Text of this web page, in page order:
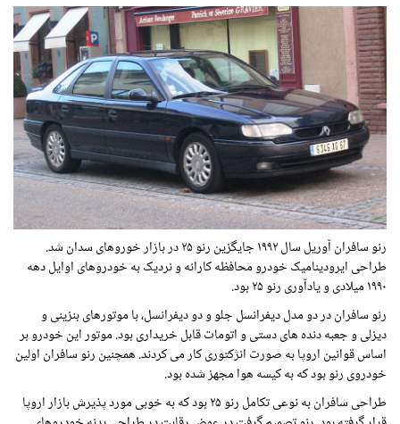
رنو سافران آوریل سال ۱۹۹۲ جایگزین رنو ۲۵ در بازار خوروهای سدان شد.
طراحی ایرودینامیک خودرو محافظه کارانه و نردیک به خودروهای اوایل دهه
۱۹۹۰ میلادی و یادآوری رنو ۲۵ بود.
رنو سافران در دو مدل دیفرانسل جلو و دو دیفرانسل، با موتورهای بنزینی و
دیزلی و جعبه دنده های دستی و اتومات قابل خریداری بود. موتور این خودرو بر
اساس قوانین اروپا به صورت انژکتوری کار می کردند. همچنین رنو سافران اولین
خودروی رنو بود که به کیسه هوا مجهز شده بود.
طراحی سافران به نوعی تکامل رنو ۲۵ بود که به خوبی مورد پذیرش بازار اروپا